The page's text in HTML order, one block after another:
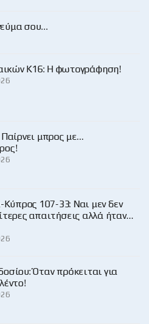
σου…
Κ16: Η φωτογράφηση!
μπρος με…
Κύπρος 107-33: Ναι μεν δεν
απαιτήσεις αλλά ήταν…
Όταν πρόκειται για